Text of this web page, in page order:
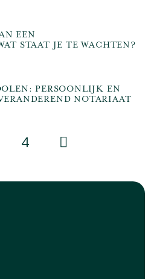
EEN
STAAT JE TE WACHTEN?
PERSOONLIJK EN
NOTARIAAT
4